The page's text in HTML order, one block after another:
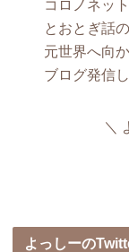
コロノネッ
とおとぎ話
元世界へ向
ブログ発信
よっしーの